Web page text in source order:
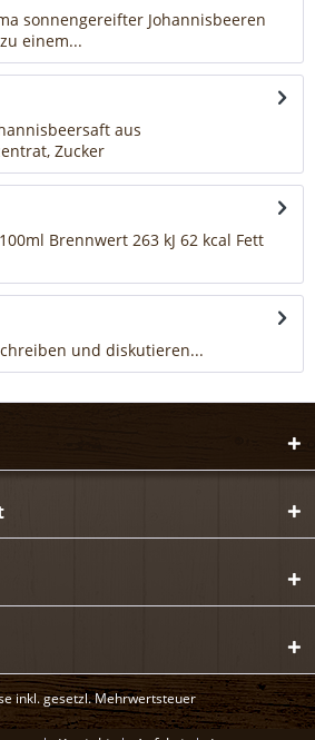
sonnengereifter Johannisbeeren
einem...
aus
Zucker
Brennwert 263 kJ 62 kcal Fett
und diskutieren...
inkl. gesetzl. Mehrwertsteuer